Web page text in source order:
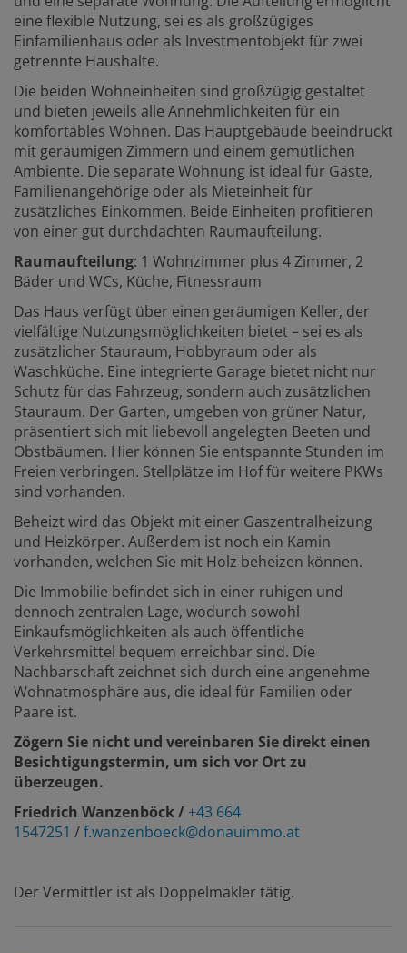
eine flexible Nutzung, sei es als großzügiges
Einfamilienhaus oder als Investmentobjekt für zwei
getrennte Haushalte.
Die beiden Wohneinheiten sind großzügig gestaltet
und bieten jeweils alle Annehmlichkeiten für ein
komfortables Wohnen. Das Hauptgebäude beeindruckt
mit geräumigen Zimmern und einem gemütlichen
Ambiente. Die separate Wohnung ist ideal für Gäste,
Familienangehörige oder als Mieteinheit für
zusätzliches Einkommen. Beide Einheiten profitieren
von einer gut durchdachten Raumaufteilung.
Raumaufteilung: 1 Wohnzimmer plus 4 Zimmer, 2
Bäder und WCs, Küche, Fitnessraum
Das Haus verfügt über einen geräumigen Keller, der
vielfältige Nutzungsmöglichkeiten bietet – sei es als
zusätzlicher Stauraum, Hobbyraum oder als
Waschküche. Eine integrierte Garage bietet nicht nur
Schutz für das Fahrzeug, sondern auch zusätzlichen
Stauraum. Der Garten, umgeben von grüner Natur,
präsentiert sich mit liebevoll angelegten Beeten und
Obstbäumen. Hier können Sie entspannte Stunden im
Freien verbringen. Stellplätze im Hof für weitere PKWs
sind vorhanden.
Beheizt wird das Objekt mit einer Gaszentralheizung
und Heizkörper. Außerdem ist noch ein Kamin
vorhanden, welchen Sie mit Holz beheizen können.
Die Immobilie befindet sich in einer ruhigen und
dennoch zentralen Lage, wodurch sowohl
Einkaufsmöglichkeiten als auch öffentliche
Verkehrsmittel bequem erreichbar sind. Die
Nachbarschaft zeichnet sich durch eine angenehme
Wohnatmosphäre aus, die ideal für Familien oder
Paare ist.
Zögern Sie nicht und vereinbaren Sie direkt einen
Besichtigungstermin, um sich vor Ort zu
überzeugen.
Friedrich Wanzenböck / +43 664
1547251 /f.wanzenboeck@donauimmo.at
Der Vermittler ist als Doppelmakler tätig.